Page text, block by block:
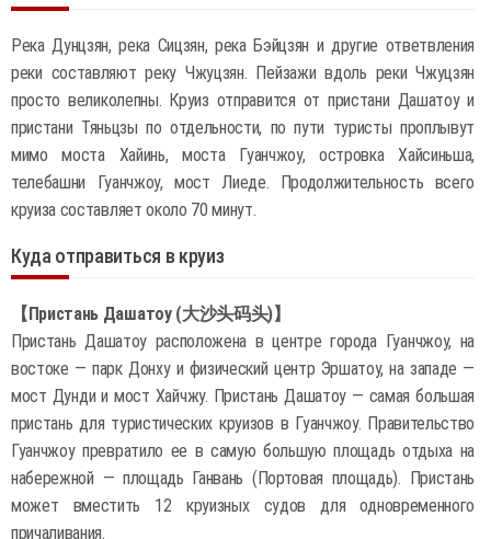
Река Дунцзян, река Сицзян, река Бэйцзян и другие ответвления
реки составляют реку Чжуцзян. Пейзажи вдоль реки Чжуцзян
просто великолепны. Круиз отправится от пристани Дашатоу и
пристани Тяньцзы по отдельности, по пути туристы проплывут
мимо моста Хайинь, моста Гуанчжоу, островка Хайсиньша,
телебашни Гуанчжоу, мост Лиеде. Продолжительность всего
круиза составляет около 70 минут.
Куда отправиться в круиз
【Пристань Дашатоу (大沙头码头)】
Пристань Дашатоу расположена в центре города Гуанчжоу, на
востоке — парк Донху и физический центр Эршатоу, на западе —
мост Дунди и мост Хайчжу. Пристань Дашатоу — самая большая
пристань для туристических круизов в Гуанчжоу. Правительство
Гуанчжоу превратило ее в самую большую площадь отдыха на
набережной — площадь Ганвань (Портовая площадь). Пристань
может вместить 12 круизных судов для одновременного
причаливания.